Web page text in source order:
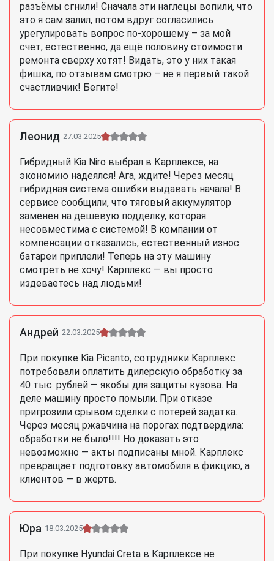
разъёмы сгнили! Сначала эти наглецы вопили, что
это я сам залил, потом вдруг согласились
урегулировать вопрос по-хорошему – за мой
счет, естественно, да ещё половину стоимости
ремонта сверху хотят! Видать, это у них такая
фишка, по отзывам смотрю – не я первый такой
счастливчик! Бегите!
Леонид 27.03.2025
Гибридный Kia Niro выбрал в Карплексе, на
экономию надеялся! Ага, ждите! Через месяц
гибридная система ошибки выдавать начала! В
сервисе сообщили, что тяговый аккумулятор
заменен на дешевую подделку, которая
несовместима с системой! В компании от
компенсации отказались, естественный износ
батареи приплели! Теперь на эту машину
смотреть не хочу! Карплекс — вы просто
издеваетесь над людьми!
Андрей 22.03.2025
При покупке Kia Picanto, сотрудники Карплекс
потребовали оплатить дилерскую обработку за
40 тыс. рублей — якобы для защиты кузова. На
деле машину просто помыли. При отказе
пригрозили срывом сделки с потерей задатка.
Через месяц ржавчина на порогах подтвердила:
обработки не было!!!! Но доказать это
невозможно — акты подписаны мной. Карплекс
превращает подготовку автомобиля в фикцию, а
клиентов — в жертв.
Юра 18.03.2025
При покупке Hyundai Creta в Карплексе не